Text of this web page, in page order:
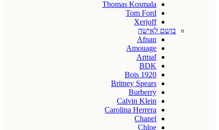
Thomas Kosmala
Tom Ford
Xerjoff
בושם לאישה
Afnan
Amouage
Armaf
BDK
Bois 1920
Britney Spears
Burberry
Calvin Klein
Carolina Herrera
Chanel
Chloe